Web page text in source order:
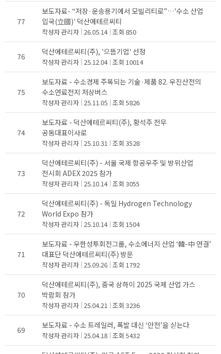
77
보도자료- “저장·운송용기에서 모빌리티로”…'수소 산업
입국(立國)' 덕산에테르씨티
작성자관리자 26.05.14 조회 850
76 덕산에테르씨티(주), '으뜸기업' 선정
작성자관리자 25.12.04 조회 10014
75
보도자료 - 수소경제 주목되는 기술·제품 82. 우진산전의
수소연료전지 저상버스
작성자관리자 25.11.05 조회 5826
74
보도자료 - 덕산에테르씨티(주), 황석주 전무
공동대표이사로
작성자관리자 25.10.31 조회 3528
73
덕산에테르씨티(주) - 서울 국제 항공우주 및 방위산업
전시회 ADEX 2025 참가
작성자관리자 25.10.14 조회 3055
72
덕산에테르씨티(주) - 독일 Hydrogen Technology
World Expo 참가
작성자관리자 25.10.14 조회 1504
71
보도자료 - 우한성투회전그룹, 수소에너지 산업 ‘韓-中 연결’
대표단 덕산에테르씨티(주) 방문
작성자관리자 25.09.26 조회 1792
70
덕산에테르씨티(주), 중국 상하이 2025 국제 산업 가스
박람회 참가
작성자관리자 25.04.21 조회 3236
69 보도자료 - 수소 트레일러, 폭발 대신 ‘안전’을 싣는다
작성자관리자 25.04.18 조회 5432